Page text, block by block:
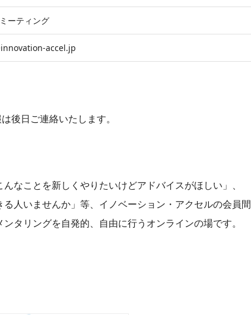
ーティング
accel.jp
後日ご連絡いたします。
なことを新しくやりたいけどアドバイスがほしい」、
る人いませんか」等、イノベーション・アクセルの会員間
タリングを自発的、自由に行うオンラインの場です。